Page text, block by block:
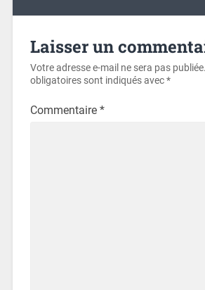
Laisser un
Votre adresse e-mail ne sera pas publiée.
obligatoires sont indiqués avec*
Commentaire *